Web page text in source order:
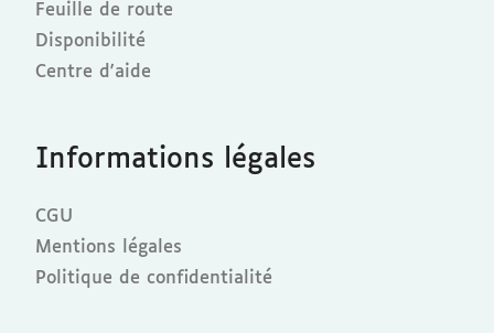
Feuille de route
Disponibilité
Centre d'aide
Informations légales
CGU
Mentions légales
Politique de confidentialité